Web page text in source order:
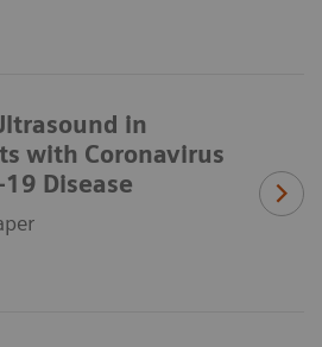
in
with Coronavirus
19 Disease